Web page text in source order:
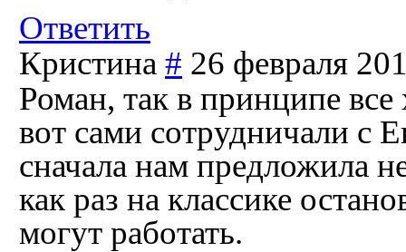
Ответить
Кристина # 26 февраля
Роман, так в принципе
вот сами сотрудничали с
сначала нам предложила
как раз на классике
могут работать.